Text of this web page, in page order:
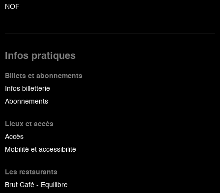
NOF
Infos pratiques
Billets et abonnements
Infos billetterie
Abonnements
Lieux et accès
Accès
Mobilité et accessibilité
Les restaurants
Brut Café - Equilibre